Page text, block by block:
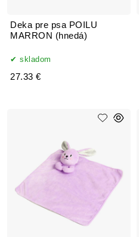
Deka pre psa POILU
MARRON (hnedá)
skladom
27.33 €